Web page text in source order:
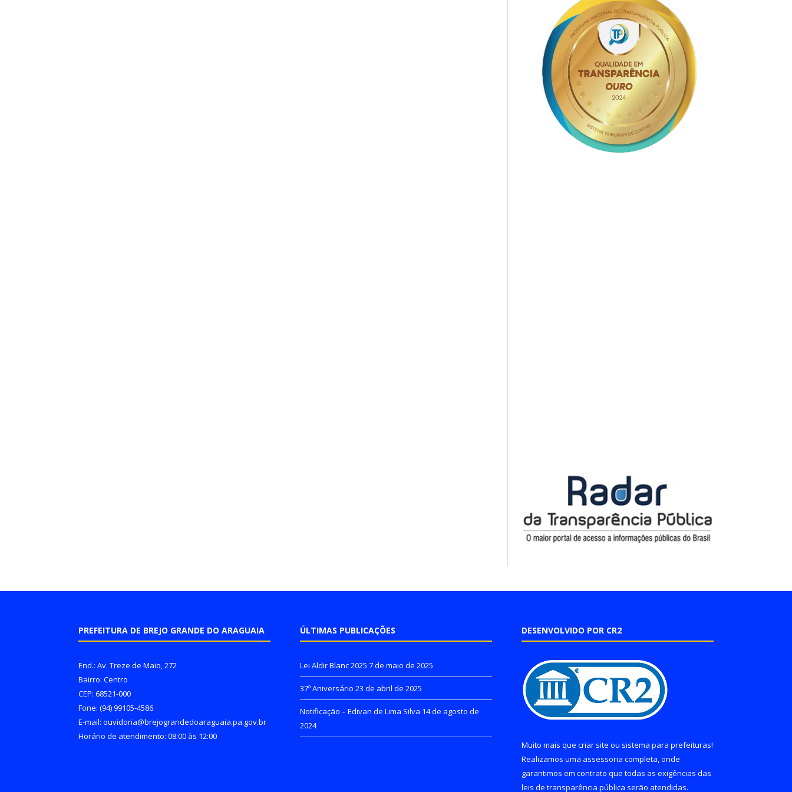
PREFEITURA DE BREJO GRANDE DO ARAGUAIA
End.: Av. Treze de Maio, 272
Bairro: Centro
CEP: 68521-000
Fone: (94) 99105-4586
E-mail: ouvidoria@brejograndedoaraguaia.pa.gov.br
Horário de atendimento: 08:00 às 12:00
ÚLTIMAS PUBLICAÇÕES
Lei Aldir Blanc 2025 7 de maio de 2025
37º Aniversário 23 de abril de 2025
Notificação – Edivan de Lima Silva 14 de agosto de
2024
DESENVOLVIDO POR CR2
Muito mais que criar site ou sistema para prefeituras!
Realizamos uma assessoria completa, onde
garantimos em contrato que todas as exigências das
leis de transparência pública serão atendidas.